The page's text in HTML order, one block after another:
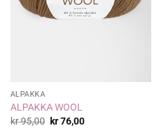
ALPAKKA
ALPAKKA WOOL
kr95,00 Opprinnelig
kr76,00Nåværende